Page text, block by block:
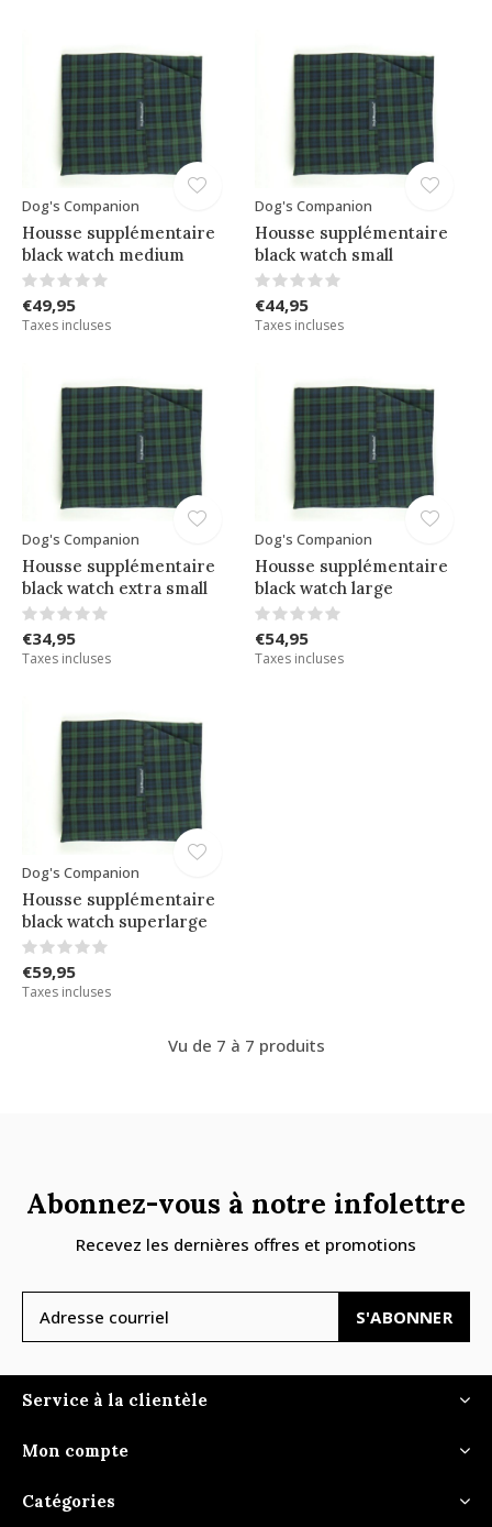
Dog's Companion
Housse supplémentaire
black watch medium
€49,95
Taxes incluses
Dog's Companion
Housse supplémentaire
black watch small
€44,95
Taxes incluses
Dog's Companion
Housse supplémentaire
black watch extra small
€34,95
Taxes incluses
Dog's Companion
Housse supplémentaire
black watch large
€54,95
Taxes incluses
Dog's Companion
Housse supplémentaire
black watch superlarge
€59,95
Taxes incluses
Vu de 7 à 7 produits
Abonnez-vous à notre infolettre
Recevez les dernières offres et promotions
S'ABONNER
Service à la clientèle
Mon compte
Catégories